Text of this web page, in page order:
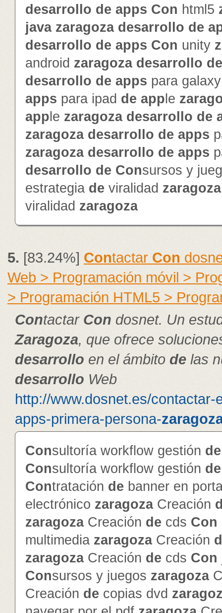
desarrollo de apps Con html5
java zaragoza desarrollo de
desarrollo de apps Con unity
android zaragoza desarrollo de
desarrollo de apps para
apps para ipad de app le
app le zaragoza desarrollo de
zaragoza desarrollo de apps
zaragoza desarrollo de apps
desarrollo de Consursos y
estrategia de viralidad zaragoza
viralidad zaragoza
5.[83.24%]Contactar Con
Web > Programación móvil >
> Programación HTML5 >
Contactar Condosnet. Un
Zaragoza, que ofrece
desarrolloen el ámbitodelas
desarrolloWeb
http://www.dosnet.es/contactar-
apps-primera-persona-
Consultoría workflow gestión de
Consultoría workflow gestión de
Contratación de banner en
electrónico zaragozaCreación
zaragozaCreación de cds Con
multimedia zaragozaCreación
zaragozaCreación de cds Con
Consursos y juegos zaragoza
Creación de copias dvd